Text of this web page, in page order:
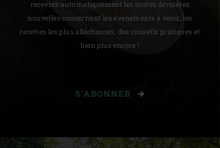
recevrez automatiquement les toutes dernières
nouvelles concernant les événements à venir, les
recettes les plus alléchantes, des conseils pratiques et
bien plus encore !
S'ABONNER